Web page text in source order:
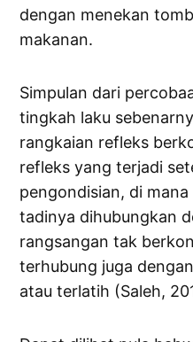
dengan menekan
makanan.
Simpulan dari
tingkah laku
rangkaian refleks
refleks yang terjadi
pengondisian, di
tadinya dihubungkan
rangsangan tak
terhubung juga
atau terlatih (Saleh,